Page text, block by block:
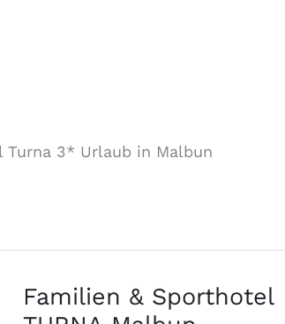
Turna 3* Urlaub in Malbun
Familien & Sporthotel